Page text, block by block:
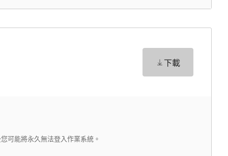
下載
可能將永久無法登入作業系統。